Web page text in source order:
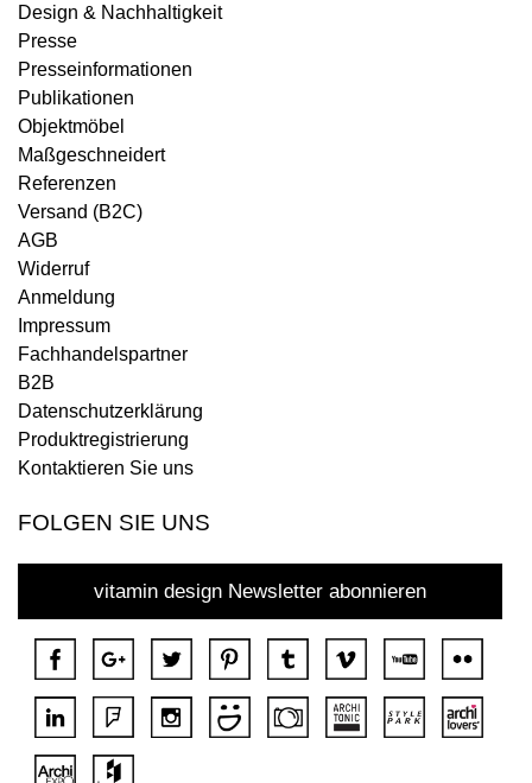
Design & Nachhaltigkeit
Presse
Presseinformationen
Publikationen
Objektmöbel
Maßgeschneidert
Referenzen
Versand (B2C)
AGB
Widerruf
Anmeldung
Impressum
Fachhandelspartner
B2B
Datenschutzerklärung
Produktregistrierung
Kontaktieren Sie uns
FOLGEN SIE UNS
vitamin design Newsletter abonnieren